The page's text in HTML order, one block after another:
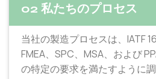
02 私たちのプロセス
当社の製造プロセスは、IATF
FMEA、SPC、MSA、および
の特定の要求を満たすように調